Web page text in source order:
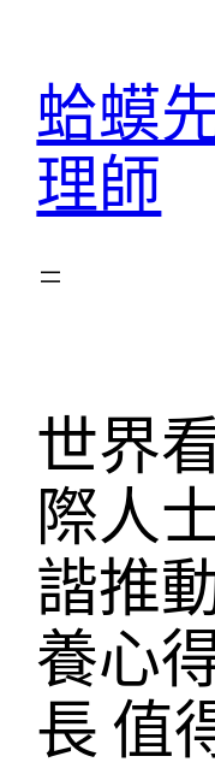
蛤蟆
理師
世界
際人
諧推
養心
長 值